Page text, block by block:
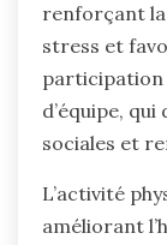
renforçant
stress et
participation
d’équipe,
sociales et
L’activité
améliorant